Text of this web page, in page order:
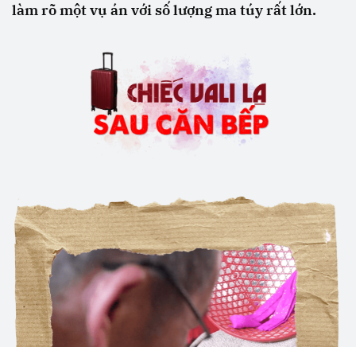
làm rõ một vụ án với số lượng ma túy rất lớn.